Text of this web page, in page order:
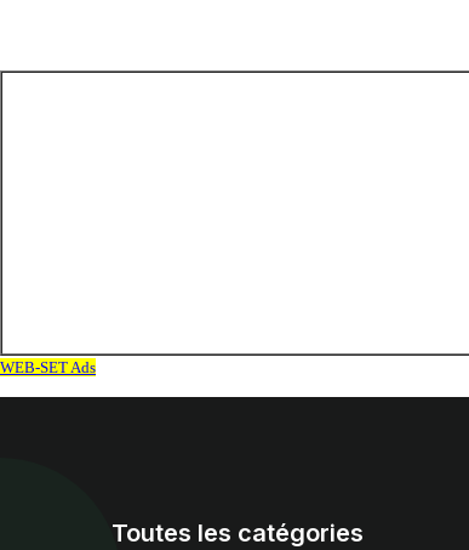
Toutes les catégories